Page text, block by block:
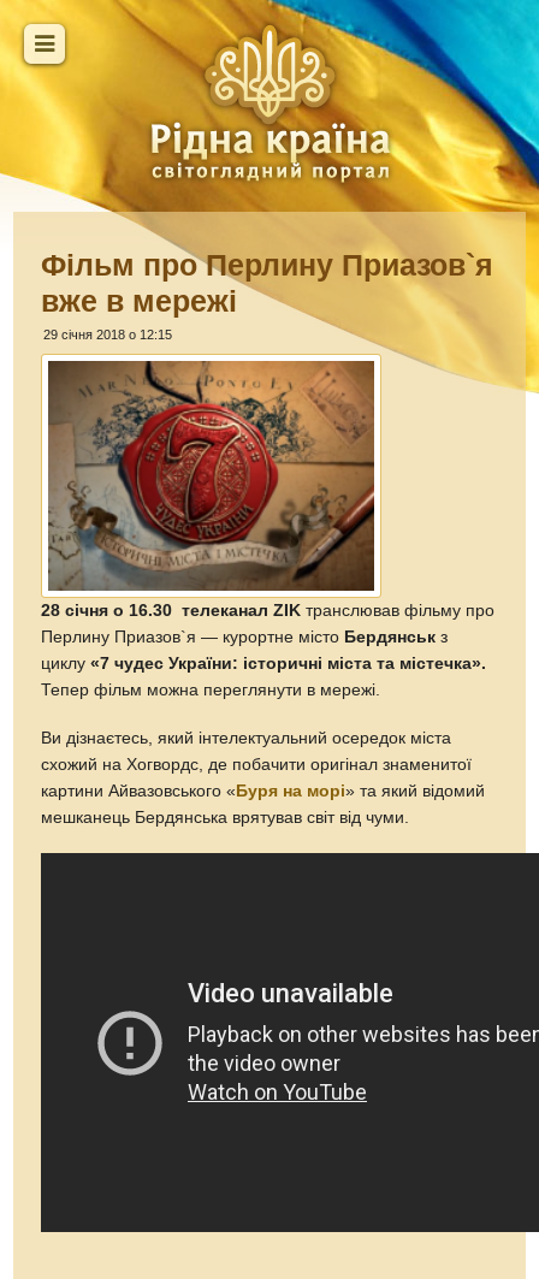
Фільм про Перлину Приазов`я
вже в мережі
29 січня 2018 о 12:15
28 січня о 16.30 телеканал ZIK транслював фільму про
Перлину Приазов`я — курортне місто Бердянськ з
циклу«7 чудес України: історичні міста та містечка».
Тепер фільм можна переглянути в мережі.
Ви дізнаєтесь, який інтелектуальний осередок міста
схожий на Хогвордс, де побачити оригінал знаменитої
картини Айвазовського « Буря на морі» та який відомий
мешканець Бердянська врятував світ від чуми.